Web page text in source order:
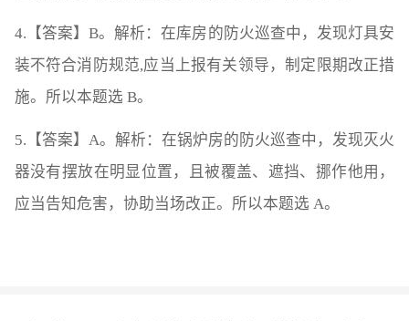
4.【答案】B。解析：在库房的防火巡查中，发现灯具安
装不符合消防规范,应当上报有关领导，制定限期改正措
施。所以本题选 B。
5.【答案】A。解析：在锅炉房的防火巡查中，发现灭火
器没有摆放在明显位置，且被覆盖、遮挡、挪作他用，
应当告知危害，协助当场改正。所以本题选 A。